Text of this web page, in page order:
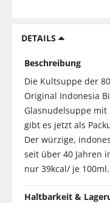
DETAILS
Beschreibung
Die Kultsuppe der
Original Indonesia
Glasnudelsuppe
gibt es jetzt als
Der würzige,
seit über 40 Jahren
nur 39kcal/ je 100ml.
Haltbarkeit &